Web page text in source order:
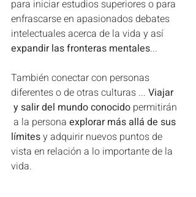
para iniciar estudios superiores o para
enfrascarse en apasionados debates
intelectuales acerca de la vida y así
expandir las fronteras mentales...
También conectar con personas
diferentes o de otras culturas ... Viajar
y salir del mundo conocido permitirán
a la persona explorar más allá de sus
límites y adquirir nuevos puntos de
vista en relación a lo importante de la
vida.